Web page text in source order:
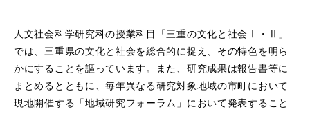
人文社会科学研究科の授業科目「三重の文化と社会Ⅰ・Ⅱ」
では、三重県の文化と社会を総合的に捉え、その特色を明ら
かにすることを謳っています。また、研究成果は報告書等に
まとめるとともに、毎年異なる研究対象地域の市町において
現地開催する「地域研究フォーラム」において発表すること